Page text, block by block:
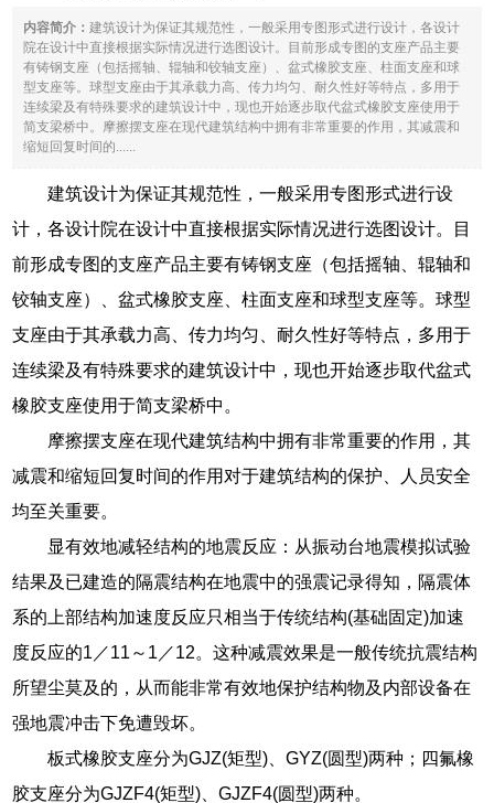
内容简介：建筑设计为保证其规范性，一般采用专图形式进行设计，各设计
院在设计中直接根据实际情况进行选图设计。目前形成专图的支座产品主要
有铸钢支座（包括摇轴、辊轴和铰轴支座）、盆式橡胶支座、柱面支座和球
型支座等。球型支座由于其承载力高、传力均匀、耐久性好等特点，多用于
连续梁及有特殊要求的建筑设计中，现也开始逐步取代盆式橡胶支座使用于
简支梁桥中。摩擦摆支座在现代建筑结构中拥有非常重要的作用，其减震和
缩短回复时间的......
建筑设计为保证其规范性，一般采用专图形式进行设
计，各设计院在设计中直接根据实际情况进行选图设计。目
前形成专图的支座产品主要有铸钢支座（包括摇轴、辊轴和
铰轴支座）、盆式橡胶支座、柱面支座和球型支座等。球型
支座由于其承载力高、传力均匀、耐久性好等特点，多用于
连续梁及有特殊要求的建筑设计中，现也开始逐步取代盆式
橡胶支座使用于简支梁桥中。
摩擦摆支座在现代建筑结构中拥有非常重要的作用，其
减震和缩短回复时间的作用对于建筑结构的保护、人员安全
均至关重要。
显有效地减轻结构的地震反应：从振动台地震模拟试验
结果及已建造的隔震结构在地震中的强震记录得知，隔震体
系的上部结构加速度反应只相当于传统结构(基础固定)加速
度反应的1／11～1／12。这种减震效果是一般传统抗震结构
所望尘莫及的，从而能非常有效地保护结构物及内部设备在
强地震冲击下免遭毁坏。
板式橡胶支座分为GJZ(矩型)、GYZ(圆型)两种；四氟橡
胶支座分为GJZF4(矩型)、GJZF4(圆型)两种。